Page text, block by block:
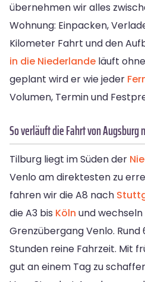
übernehmen wir alles
Wohnung: Einpacken,
Kilometer Fahrt und den
in die Niederlande läuft
geplant wird er wie jeder
Volumen, Termin und
So verläuft die Fahrt von Augsburg
Tilburg liegt im Süden der
Venlo am direktesten zu
fahren wir die A8 nach
die A3 bis Köln und wechseln
Grenzübergang Venlo. Rund
Stunden reine Fahrzeit. Mit
gut an einem Tag zu